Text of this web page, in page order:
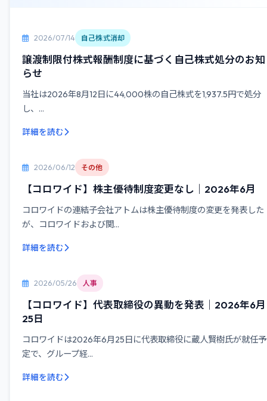
2026/07/14 自己株式消却
譲渡制限付株式報酬制度に基づく自己株式処分のお知
らせ
当社は2026年8月12日に44,000株の自己株式を1,937.5円で処分
し、...
詳細を読む
2026/06/12 その他
【コロワイド】株主優待制度変更なし｜2026年6月
コロワイドの連結子会社アトムは株主優待制度の変更を発表した
が、コロワイドおよび関...
詳細を読む
2026/05/26 人事
【コロワイド】代表取締役の異動を発表｜2026年6月
25日
コロワイドは2026年6月25日に代表取締役に蔵人賢樹氏が就任予
定で、グループ経...
詳細を読む